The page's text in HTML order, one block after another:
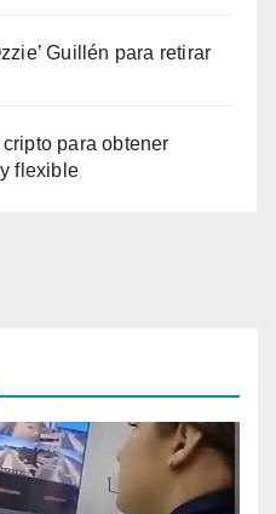
Guillén para retirar
para obtener
flexible